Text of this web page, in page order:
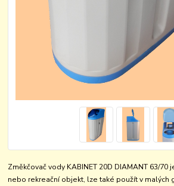
Změkčovač vody KABINET 20D DIAMANT 63/70
nebo rekreační objekt, lze také použít v malých